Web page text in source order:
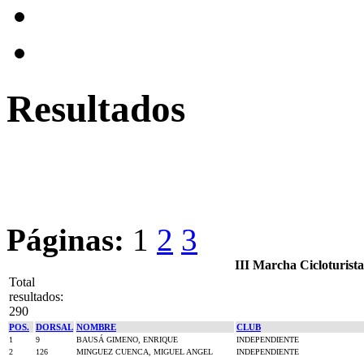
Resultados
Páginas: 1 2 3
III Marcha Cicloturista
Total
resultados:
290
POS. DORSAL NOMBRE CLUB
1 9 BAUSÁ GIMENO, ENRIQUE
INDEPENDIENTE
2
126 MINGUEZ CUENCA, MIGUEL ANGEL
INDEPENDIENTE